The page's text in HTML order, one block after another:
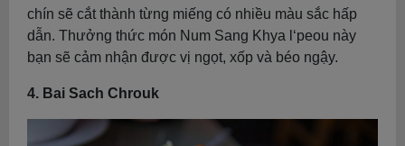
chín sẽ cắt thành từng miếng có nhiều màu sắc hấp
dẫn. Thưởng thức món Num Sang Khya l‘peou này
bạn sẽ cảm nhận được vị ngọt, xốp và béo ngậy.
4. Bai Sach Chrouk